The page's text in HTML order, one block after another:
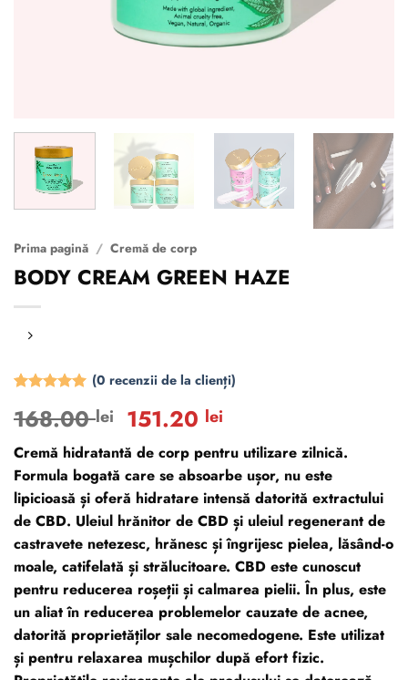
Prima pagină / Cremă de corp
BODY CREAM GREEN HAZE
5din 5 pe
baza a
evaluări de
la clienți
(0 recenzii de la clienți)
168.00lei Prețul
inițial
a
fost:
168.00 lei.
151.20 lei
curent
este:
151.20 lei.
Cremă hidratantă de corp pentru utilizare zilnică.
Formula bogată care se absoarbe ușor, nu este
lipicioasă și oferă hidratare intensă datorită extractului
de CBD. Uleiul hrănitor de CBD și uleiul regenerant de
castravete netezesc, hrănesc și îngrijesc pielea, lăsând-o
moale, catifelată și strălucitoare. CBD este cunoscut
pentru reducerea roșeții și calmarea pielii. În plus, este
un aliat în reducerea problemelor cauzate de acnee,
datorită proprietăților sale necomedogene. Este utilizat
și pentru relaxarea mușchilor după efort fizic.